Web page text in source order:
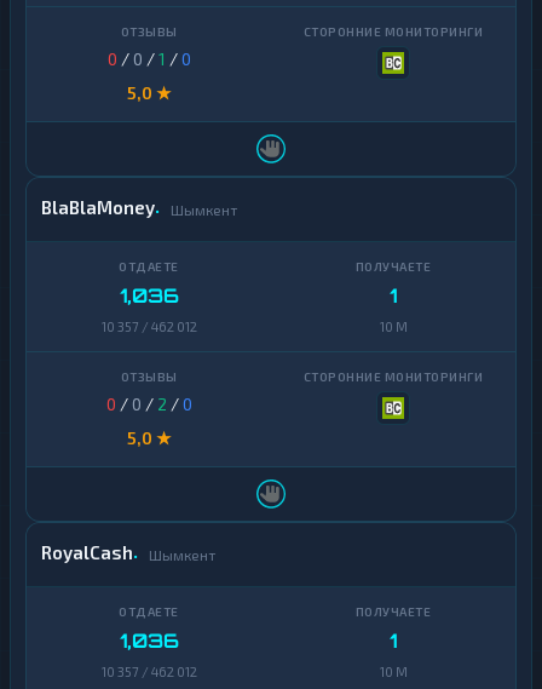
0 / 0 /1 /0
5,0 ★
BlaBlaMoney Шымкент
1,036
10 357 / 462 012
1
10 M
0 / 0 / 2 /0
5,0 ★
RoyalCash Шымкент
1,036
10 357 / 462 012
1
10 M